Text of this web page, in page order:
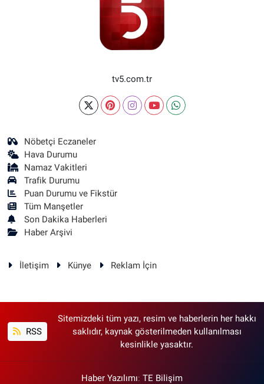
tv5.com.tr
Nöbetçi Eczaneler
Hava Durumu
Namaz Vakitleri
Trafik Durumu
Puan Durumu ve Fikstür
Tüm Manşetler
Son Dakika Haberleri
Haber Arşivi
İletişim Künye Reklam İçin
RSS
Sitemizdeki tüm yazı, resim ve haberlerin her hakkı
saklıdır, kaynak gösterilmeden kullanılması
kesinlikle yasaktır.
Haber Yazılımı: TE Bilişim